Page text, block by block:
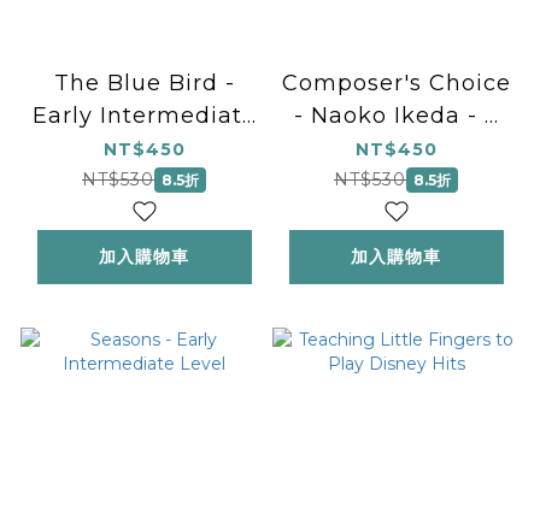
The Blue Bird -
Early Intermediate
Level
NT$450
NT$530 8.5折
加入購物車
Composer's Choice
- Naoko Ikeda - 8
Original Early to
Mid-Intermediate
Level Piano Solos
NT$450
NT$530 8.5折
加入購物車